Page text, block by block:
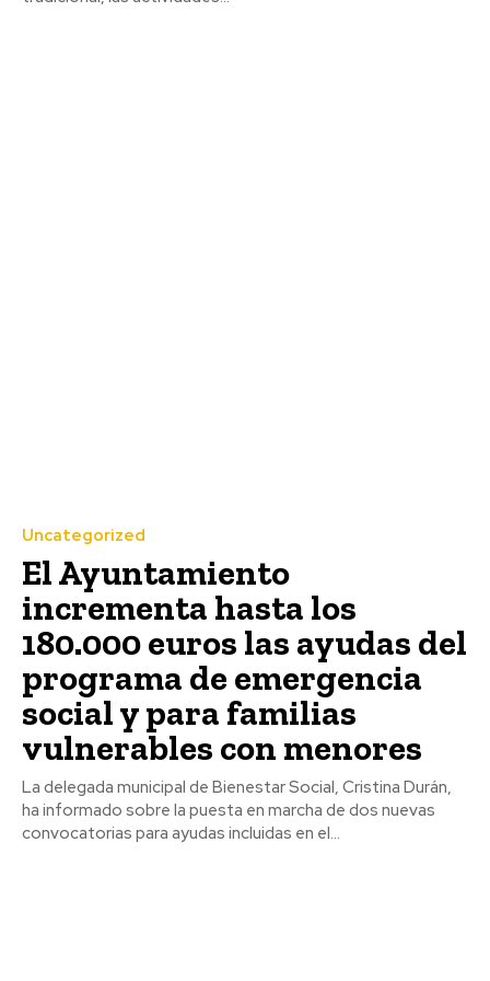
Uncategorized
El Ayuntamiento
incrementa hasta los
180.000 euros las ayudas del
programa de emergencia
social y para familias
vulnerables con menores
La delegada municipal de Bienestar Social, Cristina Durán,
ha informado sobre la puesta en marcha de dos nuevas
convocatorias para ayudas incluidas en el...